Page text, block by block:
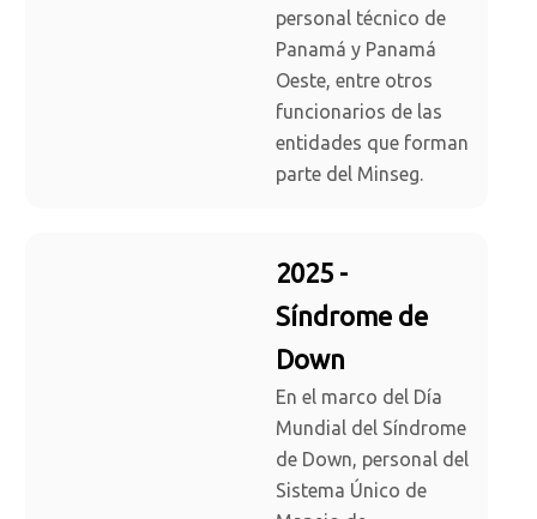
personal técnico de
Panamá y Panamá
Oeste, entre otros
funcionarios de las
entidades que forman
parte del Minseg.
2025 -
Síndrome de
Down
En el marco del Día
Mundial del Síndrome
de Down, personal del
Sistema Único de